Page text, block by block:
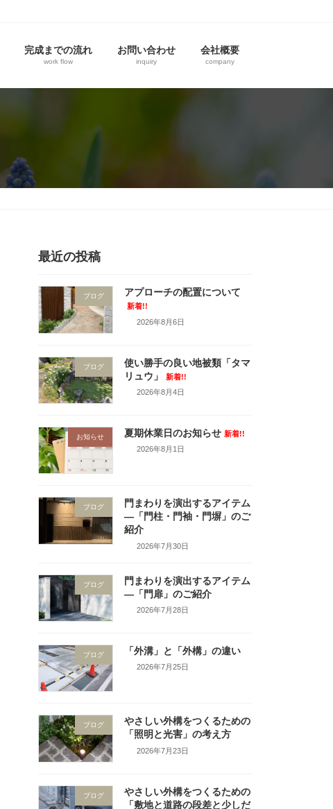
完成までの流れ
work flow
お問い合わせ
inquiry
会社概要
company
最近の投稿
ブログ アプローチの配置について
新着!!
2026年8月6日
ブログ
使い勝手の良い地被類「タマ
リュウ」
新着!!
2026年8月4日
お知らせ 夏期休業日のお知らせ 新着!!
2026年8月1日
ブログ
門まわりを演出するアイテム
―「門柱・門袖・門塀」のご
紹介
2026年7月30日
ブログ
門まわりを演出するアイテム
―「門扉」のご紹介
2026年7月28日
ブログ 「外溝」と「外構」の違い
2026年7月25日
ブログ
やさしい外構をつくるための
「照明と光害」の考え方
2026年7月23日
ブログ
やさしい外構をつくるための
「敷地と道路の段差と少しだ